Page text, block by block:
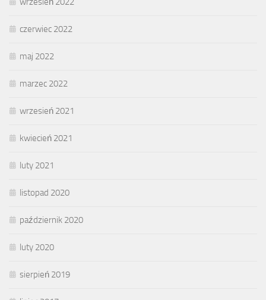
czerwiec 2022
maj 2022
marzec 2022
wrzesień 2021
kwiecień 2021
luty 2021
listopad 2020
październik 2020
luty 2020
sierpień 2019